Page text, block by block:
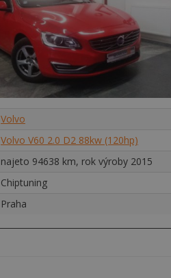
Volvo
Volvo V60 2.0 D2 88kw (120hp)
najeto 94638 km, rok výroby 2015
Chiptuning
Praha